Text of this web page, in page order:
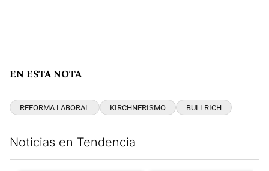
EN ESTA NOTA
REFORMA LABORAL KIRCHNERISMO BULLRICH
Noticias en Tendencia